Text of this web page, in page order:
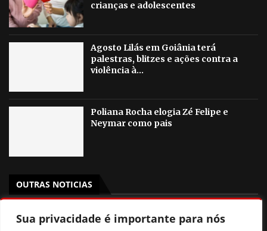
Sua privacidade é importante para nós
crianças e adolescentes
Agosto Lilás em Goiânia terá
palestras, blitzes e ações contra a
violência à...
Poliana Rocha elogia Zé Felipe e
Neymar como pais
OUTRAS NOTICIAS
Prefeitura de Goiânia discute mudanças nas regras de
consignados para servidores